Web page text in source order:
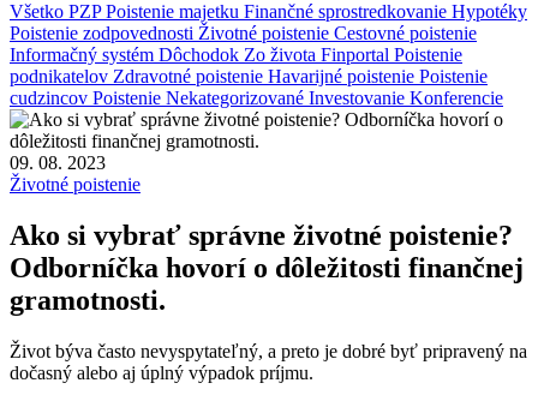
Všetko PZPPoistenie majetku Finančné sprostredkovanie Hypotéky
Poistenie zodpovednosti Životné poistenie Cestovné poistenie
Informačný systém Dôchodok Zo života Finportal Poistenie
podnikatelov Zdravotné poistenie Havarijné poistenie Poistenie
cudzincov Poistenie Nekategorizované Investovanie Konferencie
09. 08. 2023
Životné poistenie
Ako si vybrať správne životné poistenie?
Odborníčka hovorí o dôležitosti finančnej
gramotnosti.
Život býva často nevyspytateľný, a preto je dobré byť pripravený na
dočasný alebo aj úplný výpadok príjmu.